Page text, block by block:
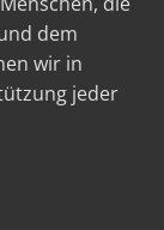
dem
wir in
jeder